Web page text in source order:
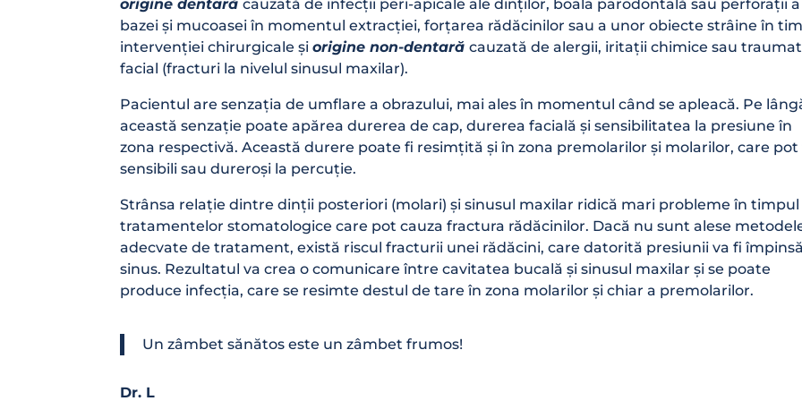
origine dentară cauzată de infecții peri-apicale ale dinților, boala parodontală sau perforații a
bazei și mucoasei în momentul extracției, forțarea rădăcinilor sau a unor obiecte strâine în
intervenției chirurgicale șiorigine non-dentară cauzată de alergii, iritații chimice sau
facial (fracturi la nivelul sinusul maxilar).
Pacientul are senzația de umflare a obrazului, mai ales în momentul când se apleacă. Pe
această senzație poate apărea durerea de cap, durerea facială și sensibilitatea la presiune în
zona respectivă. Această durere poate fi resimțită și în zona premolarilor și molarilor, care pot
sensibili sau dureroși la percuție.
Strânsa relație dintre dinții posteriori (molari) și sinusul maxilar ridică mari probleme în timpul
tratamentelor stomatologice care pot cauza fractura rădăcinilor. Dacă nu sunt alese
adecvate de tratament, există riscul fracturii unei rădăcini, care datorită presiunii va fi
sinus. Rezultatul va crea o comunicare între cavitatea bucală și sinusul maxilar și se poate
produce infecția, care se resimte destul de tare în zona molarilor și chiar a premolarilor.
Un zâmbet sănătos este un zâmbet frumos!
Dr. L